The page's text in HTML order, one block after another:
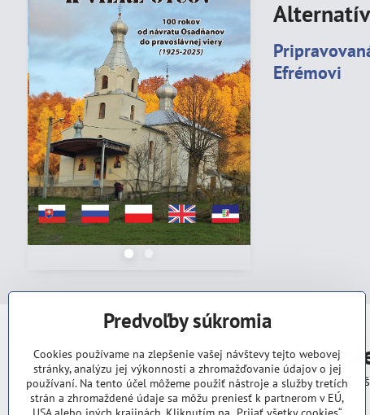
Efrémovi
Odoberať
Predvoľby súkromia
Cookies používame na zlepšenie vašej návštevy tejto webovej
stránky, analýzu jej výkonnosti a zhromažďovanie údajov o jej
používaní. Na tento účel môžeme použiť nástroje a služby tretích
strán a zhromaždené údaje sa môžu preniesť k partnerom v EÚ,